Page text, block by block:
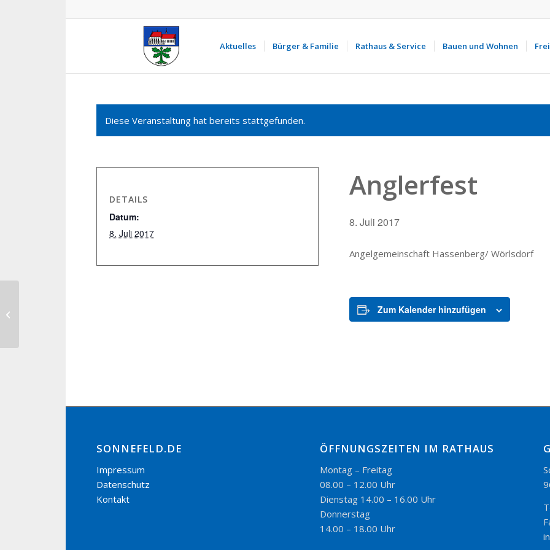
Aktuelles Bürger & Familie Rathaus & Service Bauen und Wohnen
Diese Veranstaltung hat bereits stattgefunden.
Anglerfest
8. Juli 2017
Angelgemeinschaft Hassenberg/ Wörlsdorf
Zum Kalender hinzufügen
DETAILS
Datum:
8. Juli 2017
SONNEFELD.DE
Impressum
Datenschutz
Kontakt
ÖFFNUNGSZEITEN IM RATHAUS
Montag – Freitag
08.00 – 12.00 Uhr
Dienstag 14.00 – 16.00 Uhr
Donnerstag
14.00 – 18.00 Uhr